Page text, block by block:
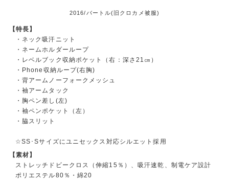
2016/バートル(旧クロカメ被服)
【特長】
・ネック吸汗ニット
・ネームホルダーループ
・レベルブック収納ポケット（右：深さ21㎝）
・Phone収納ループ(右胸)
・背アームノーフォークメッシュ
・袖アームタック
・胸ペン差し(左)
・袖ペンポケット（左）
・脇スリット
☆SS･Sサイズにユニセックス対応シルエット採用
【素材】
ストレッチドビークロス（伸縮15％）、吸汗速乾、制電ケア設計
ポリエステル80％・綿20